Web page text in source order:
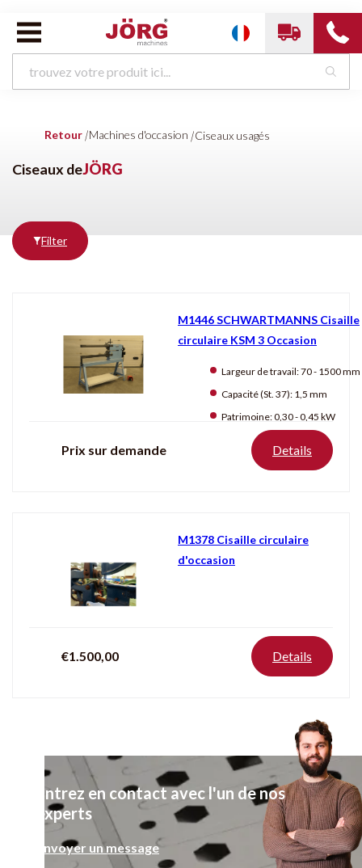
Ciseaux usagés
Trancheuses d'occasion
Machines à border d'occasion
Machines à clincher et à former d'occasion
Traitement des bobines usagées
Profileuses d'occasion
Occasion
Retour |Machines d'occasion |Ciseaux usagés
Ciseaux deJÖRG
Filter
M1446 SCHWARTMANNS Cisaille
circulaire KSM 3 Occasion
Largeur de travail:70 - 1500 mm
Capacité (St. 37): 1,5 mm
Patrimoine:0,30 - 0,45 kW
Prix sur demande Details
M1378 Cisaille circulaire
d'occasion
€1.500,00 Details
Entrez en contact avec l'un de nos
experts
Envoyer un message